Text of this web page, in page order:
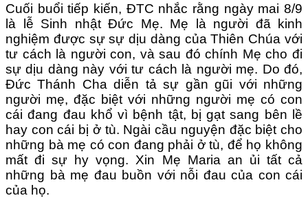
Cuối buổi tiếp kiến, ĐTC nhắc rằng ngày mai 8/9
là lễ Sinh nhật Đức Mẹ. Mẹ là người đã kinh
nghiệm được sự sự dịu dàng của Thiên Chúa với
tư cách là người con, và sau đó chính Mẹ cho đi
sự dịu dàng này với tư cách là người mẹ. Do đó,
Đức Thánh Cha diễn tả sự gần gũi với những
người mẹ, đặc biệt với những người mẹ có con
cái đang đau khổ vì bệnh tật, bị gạt sang bên lề
hay con cái bị ở tù. Ngài cầu nguyện đặc biệt cho
những bà mẹ có con đang phải ở tù, để họ không
mất đi sự hy vọng. Xin Mẹ Maria an ủi tất cả
những bà mẹ đau buồn với nỗi đau của con cái
của họ.